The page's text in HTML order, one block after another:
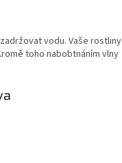
vodu. Vaše rostliny
toho nabobtnáním vlny